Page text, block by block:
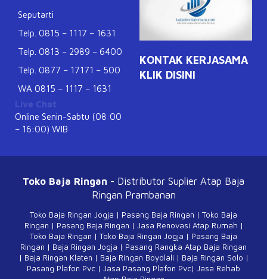
Seputarti
Telp. 0815 – 1117 – 1631
Telp. 0813 – 2989 – 6400
Telp. 0877 – 17171 – 500
WA 0815 – 1117 – 1631
Live Chat
Online Senin-Sabtu (08:00
– 16:00) WIB
KONTAK KERJASAMA
KLIK DISINI
Toko Baja Ringan - Distributor Suplier Atap Baja
Ringan Prambanan
Toko Baja Ringan Jogja | Pasang Baja Ringan | Toko Baja
Ringan | Pasang Baja Ringan | Jasa Renovasi Atap Rumah |
Toko Baja Ringan | Toko Baja Ringan Jogja | Pasang Baja
Ringan | Baja Ringan Jogja | Pasang Rangka Atap Baja Ringan
| Baja Ringan Klaten | Baja Ringan Boyolali | Baja Ringan Solo |
Pasang Plafon Pvc | Jasa Pasang Plafon Pvc| Jasa Rehab